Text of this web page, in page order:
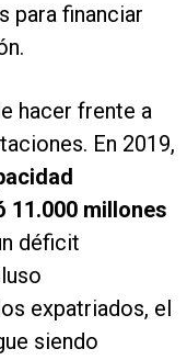
para financiar
hacer frente a
En 2019,
11.000 millones
déficit
expatriados, el
siendo